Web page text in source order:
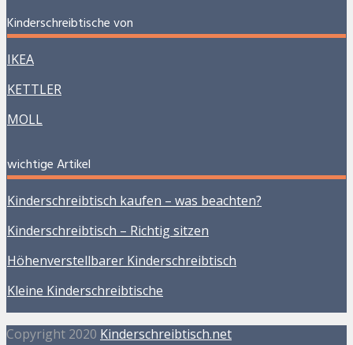
Kinderschreibtische von
IKEA
KETTLER
MOLL
wichtige Artikel
Kinderschreibtisch kaufen – was beachten?
Kinderschreibtisch – Richtig sitzen
Höhenverstellbarer Kinderschreibtisch
Kleine Kinderschreibtische
Copyright 2020 Kinderschreibtisch.net